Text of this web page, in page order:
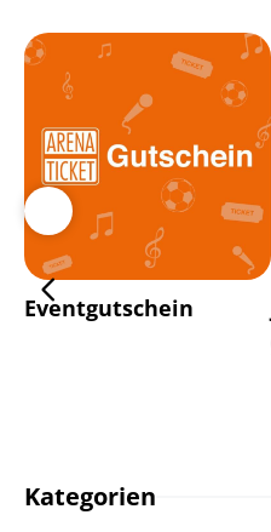
Eventgutschein
Kategorien